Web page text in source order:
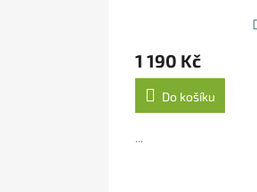
1 190 Kč
Do košíku
...